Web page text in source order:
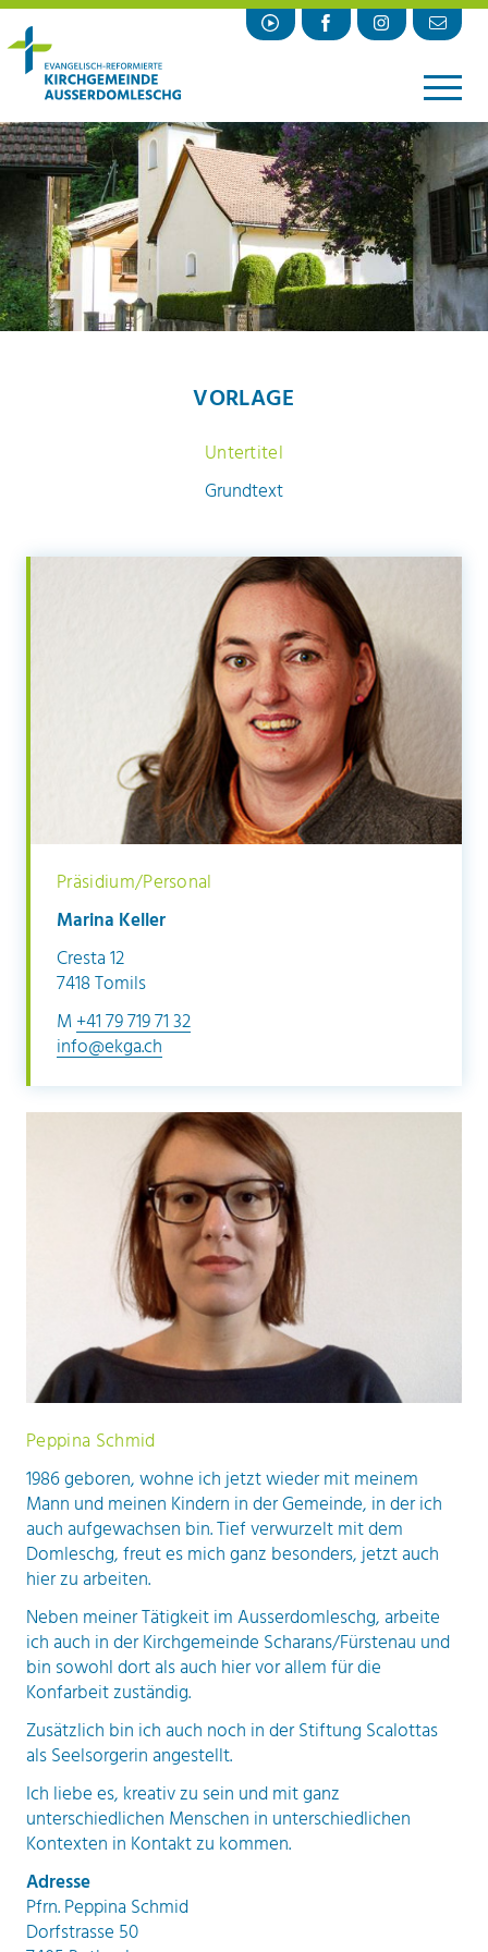
AKTUELL ▼
GOTTESDIENSTE
KIRCHLICHE HANDLUNGEN
▼
DIENSTE ▼
PFARRAMT
KONTAKT
VORLAGE
Untertitel
Grundtext
Präsidium/Personal
Marina Keller
Cresta 12
7418 Tomils
M+41 79 719 71 32
info@ekga.ch
Peppina Schmid
1986 geboren, wohne ich jetzt wieder mit meinem
Mann und meinen Kindern in der Gemeinde, in der ich
auch aufgewachsen bin. Tief verwurzelt mit dem
Domleschg, freut es mich ganz besonders, jetzt auch
hier zu arbeiten.
Neben meiner Tätigkeit im Ausserdomleschg, arbeite
ich auch in der Kirchgemeinde Scharans/Fürstenau und
bin sowohl dort als auch hier vor allem für die
Konfarbeit zuständig.
Zusätzlich bin ich auch noch in der Stiftung Scalottas
als Seelsorgerin angestellt.
Ich liebe es, kreativ zu sein und mit ganz
unterschiedlichen Menschen in unterschiedlichen
Kontexten in Kontakt zu kommen.
Adresse
Pfrn. Peppina Schmid
Dorfstrasse 50